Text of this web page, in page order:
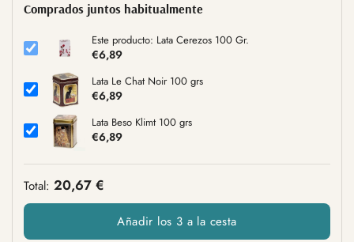
Comprados juntos habitualmente
Este producto: Lata Cerezos 100 Gr.
€6,89
Lata Le Chat Noir 100 grs
€6,89
Lata Beso Klimt 100 grs
€6,89
Total: 20,67 €
Añadir los 3 a la cesta